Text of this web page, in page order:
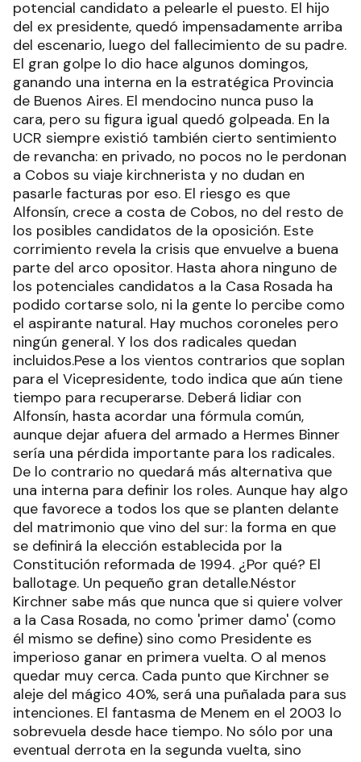
potencial candidato a pelearle el puesto. El hijo
del ex presidente, quedó impensadamente arriba
del escenario, luego del fallecimiento de su padre.
El gran golpe lo dio hace algunos domingos,
ganando una interna en la estratégica Provincia
de Buenos Aires. El mendocino nunca puso la
cara, pero su figura igual quedó golpeada. En la
UCR siempre existió también cierto sentimiento
de revancha: en privado, no pocos no le perdonan
a Cobos su viaje kirchnerista y no dudan en
pasarle facturas por eso. El riesgo es que
Alfonsín, crece a costa de Cobos, no del resto de
los posibles candidatos de la oposición. Este
corrimiento revela la crisis que envuelve a buena
parte del arco opositor. Hasta ahora ninguno de
los potenciales candidatos a la Casa Rosada ha
podido cortarse solo, ni la gente lo percibe como
el aspirante natural. Hay muchos coroneles pero
ningún general. Y los dos radicales quedan
incluidos.Pese a los vientos contrarios que soplan
para el Vicepresidente, todo indica que aún tiene
tiempo para recuperarse. Deberá lidiar con
Alfonsín, hasta acordar una fórmula común,
aunque dejar afuera del armado a Hermes Binner
sería una pérdida importante para los radicales.
De lo contrario no quedará más alternativa que
una interna para definir los roles. Aunque hay algo
que favorece a todos los que se planten delante
del matrimonio que vino del sur: la forma en que
se definirá la elección establecida por la
Constitución reformada de 1994. ¿Por qué? El
ballotage. Un pequeño gran detalle.Néstor
Kirchner sabe más que nunca que si quiere volver
a la Casa Rosada, no como 'primer damo' (como
él mismo se define) sino como Presidente es
imperioso ganar en primera vuelta. O al menos
quedar muy cerca. Cada punto que Kirchner se
aleje del mágico 40%, será una puñalada para sus
intenciones. El fantasma de Menem en el 2003 lo
sobrevuela desde hace tiempo. No sólo por una
eventual derrota en la segunda vuelta, sino